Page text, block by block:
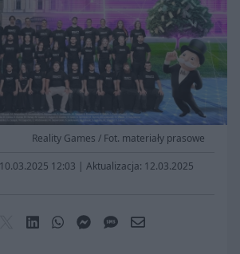
Reality Games / Fot. materiały prasowe
10.03.2025 12:03 | Aktualizacja: 12.03.2025